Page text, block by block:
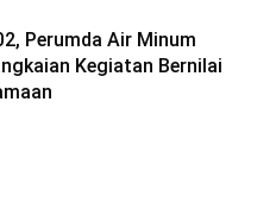
Perumda Air Minum
Kegiatan Bernilai